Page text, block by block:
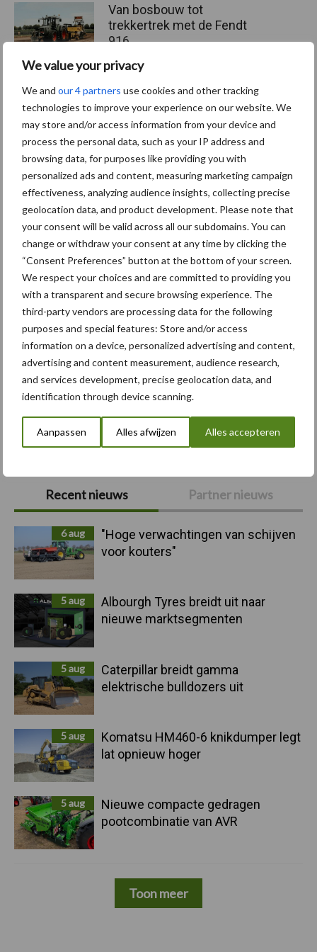
We value your privacy
We and our 4 partners use cookies and other tracking
technologies to improve your experience on our website. We
may store and/or access information from your device and
process the personal data, such as your IP address and
browsing data, for purposes like providing you with
personalized ads and content, measuring marketing campaign
effectiveness, analyzing audience insights, collecting precise
geolocation data, and product development. Please note that
your consent will be valid across all our subdomains. You can
change or withdraw your consent at any time by clicking the
“Consent Preferences” button at the bottom of your screen.
We respect your choices and are committed to providing you
with a transparent and secure browsing experience. The
third-party vendors are processing data for the following
purposes and special features: Store and/or access
information on a device, personalized advertising and content,
advertising and content measurement, audience research,
and services development, precise geolocation data, and
identification through device scanning.
Aanpassen Alles afwijzen Alles accepteren
Primaire
Sidebar
Recent nieuws Partner nieuws
6 aug
"Hoge verwachtingen van schijven
voor kouters"
5 aug
Albourgh Tyres breidt uit naar
nieuwe marktsegmenten
5 aug
Caterpillar breidt gamma
elektrische bulldozers uit
5 aug
Komatsu HM460-6 knikdumper legt
lat opnieuw hoger
5 aug
Nieuwe compacte gedragen
pootcombinatie van AVR
Toon meer
Van bosbouw tot
trekkertrek met de Fendt
916
Fendt viert 50.000e Fendt
900 Vario met een
gelimiteerd jubileummodel
Themapagina's
Bemesting Gewas & ruwvoer Loonwerk
Case-IH CLAAS
Toon meer